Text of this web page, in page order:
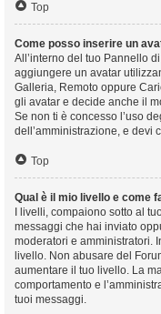
Top
Come posso inserire un
All’interno del tuo Pannello
aggiungere un avatar
Galleria, Remoto oppure
gli avatar e decide anche il
Se non ti è concesso l’uso
dell’amministrazione, e devi
Top
Qual è il mio livello e come
I livelli, compaiono sotto al
messaggi che hai inviato
moderatori e amministratori.
livello. Non abusare del
aumentare il tuo livello. La
comportamento e
tuoi messaggi.